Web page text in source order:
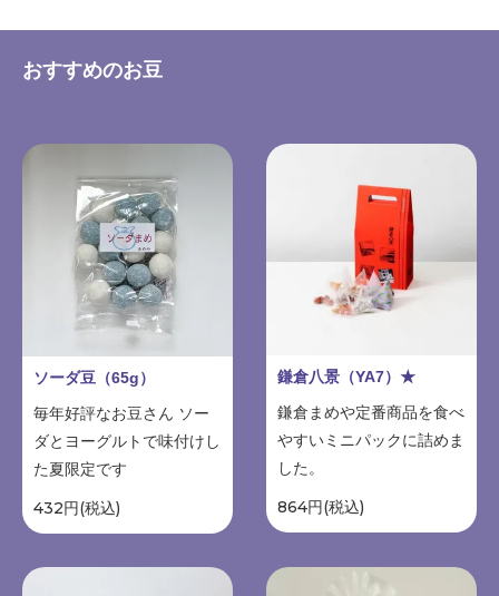
おすすめのお豆
ソーダ豆（65g）
毎年好評なお豆さん ソー
ダとヨーグルトで味付けし
た夏限定です
432円(税込)
鎌倉八景（YA7）★
鎌倉まめや定番商品を食べ
やすいミニパックに詰めま
した。
864円(税込)